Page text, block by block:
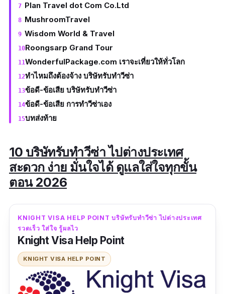
Plan Travel dot Com Co.Ltd
MushroomTravel
Wisdom World & Travel
Roongsarp Grand Tour
WonderfulPackage.com เราจะเที่ยวให้ทั่วโลก
ทำไหมถึงต้องจ้าง บริษัทรับทำวีซ่า
ข้อดี-ข้อเสีย บริษัทรับทำวีซ่า
ข้อดี-ข้อเสีย การทำวีซ่าเอง
บทส่งท้าย
10 บริษัทรับทําวีซ่า ไปต่างประเทศ
สะดวก ง่าย มั่นใจได้ ดูแลใส่ใจทุกขั้น
ตอน 2026
KNIGHT VISA HELP POINT บริษัทรับทำวีซ่า ไปต่างประเทศ
รวดเร็ว ใส่ใจ รู้ผลไว
Knight Visa Help Point
KNIGHT VISA HELP POINT